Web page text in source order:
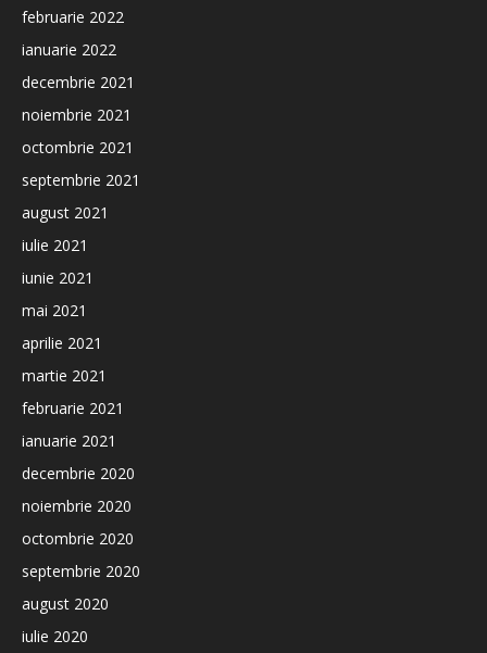
februarie 2022
ianuarie 2022
decembrie 2021
noiembrie 2021
octombrie 2021
septembrie 2021
august 2021
iulie 2021
iunie 2021
mai 2021
aprilie 2021
martie 2021
februarie 2021
ianuarie 2021
decembrie 2020
noiembrie 2020
octombrie 2020
septembrie 2020
august 2020
iulie 2020